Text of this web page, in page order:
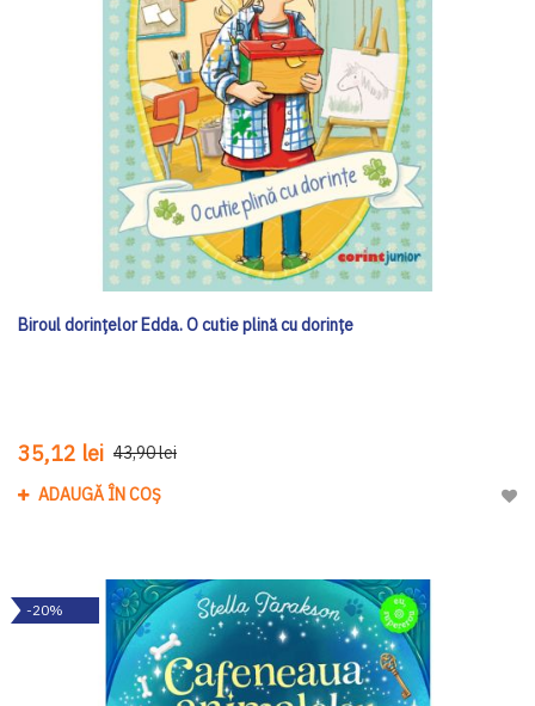
Biroul dorințelor Edda. O cutie plină cu dorințe
35,12 lei 43,90 lei
ADAUGĂ ÎN COȘ
-20%